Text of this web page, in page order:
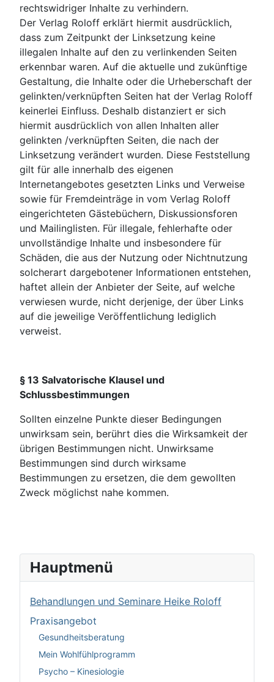
Hauptmenü
Behandlungen und Seminare Heike Roloff
Praxisangebot
Gesundheitsberatung
Mein Wohlfühlprogramm
Psycho – Kinesiologie
rechtswidriger Inhalte zu verhin­dern.
Der Verlag Roloff erklärt hiermit ausdrücklich,
dass zum Zeitpunkt der Linksetzung keine
illegalen Inhalte auf den zu verlinkenden Seiten
erkennbar waren. Auf die aktuelle und zukünftige
Gestaltung, die Inhalte oder die Urheberschaft der
gelinkten/verknüpften Seiten hat der Verlag Roloff
keinerlei Einfluss. Deshalb distanziert er sich
hiermit ausdrücklich von allen Inhalten aller
gelinkten /verknüpften Seiten, die nach der
Linksetzung verändert wurden. Diese Feststellung
gilt für alle innerhalb des eigenen
Internetangebotes gesetzten Links und Verweise
sowie für Fremd­einträge in vom Verlag Roloff
eingerichteten Gästebüchern, Diskussionsforen
und Mai­linglisten. Für illegale, fehlerhafte oder
unvollständige Inhalte und insbesondere für
Schäden, die aus der Nutzung oder Nichtnutzung
solcherart dargebotener Informationen entstehen,
haftet allein der Anbieter der Seite, auf welche
verwiesen wurde, nicht derjenige, der über Links
auf die jeweilige Veröffentlichung lediglich
verweist.
§ 13 Salvatorische Klausel und
Schlussbestimmungen
Sollten einzelne Punkte dieser Bedingungen
unwirksam sein, berührt dies die Wirksamkeit der
übri­gen Bestimmungen nicht. Unwirksame
Bestimmungen sind durch wirksame
Bestimmungen zu er­setzen, die dem gewollten
Zweck möglichst nahe kommen.